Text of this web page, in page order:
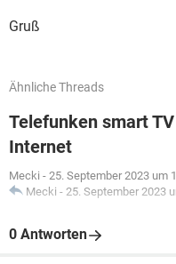
Gruß
Ähnliche Threads
Telefunken smart
Internet
Mecki - 25. September 2023 um
Mecki - 25. September 2023
0 Antworten